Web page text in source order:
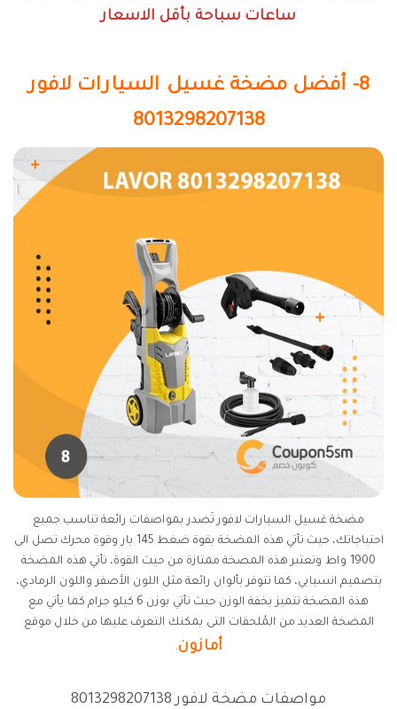
ساعات سباحة بأقل الاسعار
8- أفضل مضخة غسيل السيارات لافور
8013298207138
مضخة غسيل السيارات لافور تَصدر بمواصفات رائعة تناسب جميع
احتياجاتك، حيث تأتي هذه المضخة بقوة ضغط 145 بار وقوة محرك تصل الى
1900 واط وتعتبر هذه المضخة ممتازة من حيث القوة، تأتي هذه المضخة
بتصميم انسيابي، كما تتوفر بألوان رائعة مثل اللون الأصفر واللون الرمادي،
هذة المضخة تتميز بخفة الوزن حيث تأتي بوزن 6 كيلو جرام كما يأتي مع
المضخة العديد من المُلحقات التى يمكنك التعرف عليها من خلال موقع
أمازون.
مواصفات مضخة لافور 8013298207138